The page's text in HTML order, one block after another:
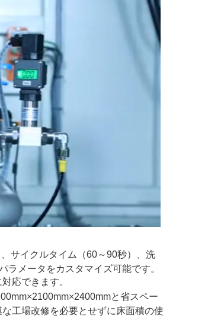
サイクルタイム（60～90秒）、洗
メータをカスタマイズ可能です。
応できます。
と省スペー
工場改修を必要とせずに床面積の使